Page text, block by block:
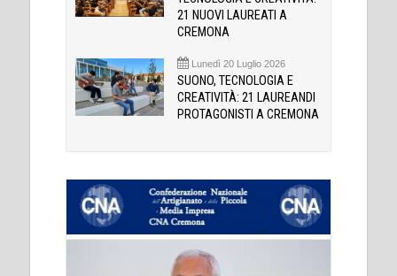
21 NUOVI LAUREATI A
CREMONA
Lunedì 20 Luglio 2026
SUONO, TECNOLOGIA E
CREATIVITÀ: 21 LAUREANDI
PROTAGONISTI A CREMONA